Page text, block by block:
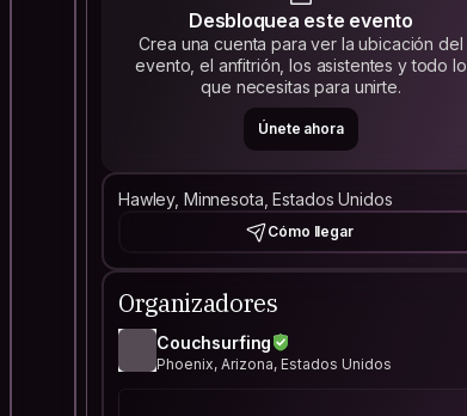
Desbloquea este evento
Crea una cuenta para ver la ubicación del
evento, el anfitrión, los asistentes y todo lo
que necesitas para unirte.
Únete ahora
Hawley, Minnesota, Estados Unidos
Cómo llegar
Organizadores
Couchsurfing
Phoenix, Arizona, Estados Unidos